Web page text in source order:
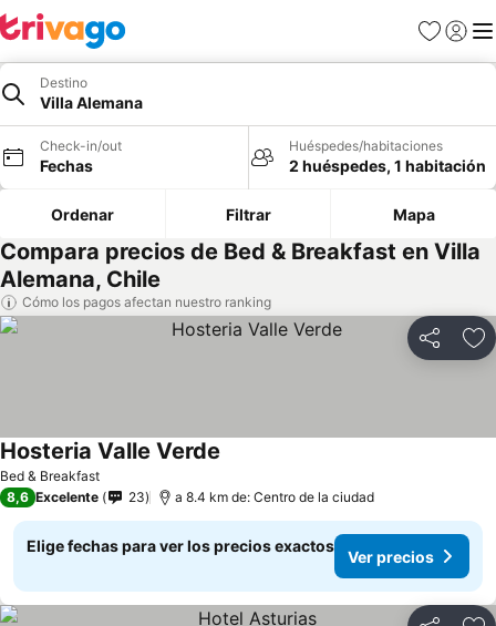
Favoritos
Iniciar
Destino
Villa Alemana
Check-in/out
Fechas
Huéspedes/habitaciones
2 huéspedes, 1 habitación
Ordenar Filtrar Mapa
Compara precios de Bed & Breakfast en Villa
Alemana, Chile
Cómo los pagos afectan nuestro ranking
Compartir
Bed & Breakfast
Hosteria Valle Verde
8,6 Excelente 23 a 8.4 km de: Centro de la ciudad
Elige fechas para ver los precios exactos
Ver precios